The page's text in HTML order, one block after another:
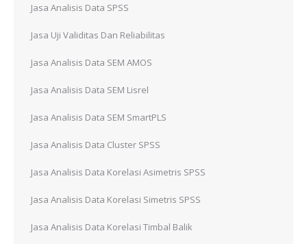
Jasa Analisis Data SPSS
Jasa Uji Validitas Dan Reliabilitas
Jasa Analisis Data SEM AMOS
Jasa Analisis Data SEM Lisrel
Jasa Analisis Data SEM SmartPLS
Jasa Analisis Data Cluster SPSS
Jasa Analisis Data Korelasi Asimetris SPSS
Jasa Analisis Data Korelasi Simetris SPSS
Jasa Analisis Data Korelasi Timbal Balik